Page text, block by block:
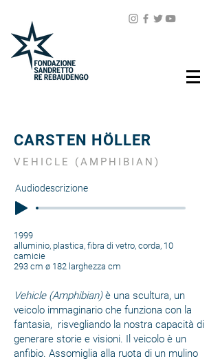
CARSTEN HÖLLER
VEHICLE (AMPHIBIAN)
Audiodescrizione
1999
alluminio, plastica, fibra di vetro, corda, 10
camicie
293 cm ø 182 larghezza cm
Vehicle (Amphibian)è una scultura, un
veicolo immaginario che funziona con la
fantasia, risvegliando la nostra capacità di
generare storie e visioni. Il veicolo è un
anfibio. Assomiglia alla ruota di un mulino